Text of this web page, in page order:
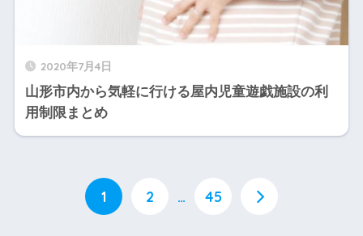
2020年7月4日
山形市内から気軽に行ける屋内児童遊戯施設の利
用制限まとめ
1 2 … 45